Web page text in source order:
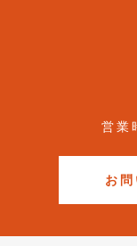
営業
お